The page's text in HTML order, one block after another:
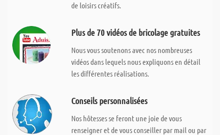
de loisirs créatifs.
Plus de 70 vidéos de bricolage gratuites
Nous vous soutenons avec nos nombreuses
vidéos dans lequels nous expliquons en détail
les différentes réalisations.
Conseils personnalisées
Nos hôtesses se feront une joie de vous
renseigner et de vous conseiller par mail ou par